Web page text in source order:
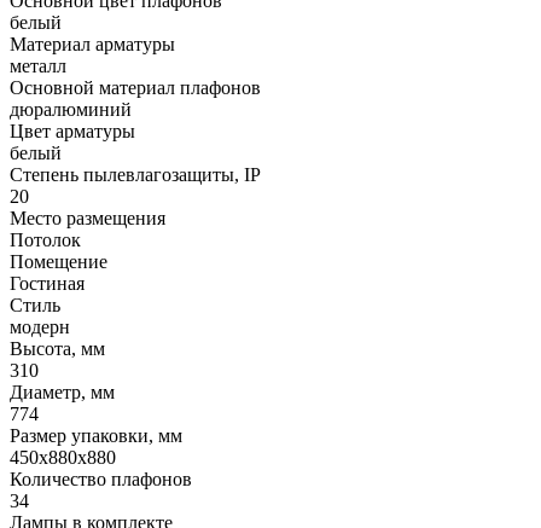
белый
Материал арматуры
металл
Основной материал плафонов
дюралюминий
Цвет арматуры
белый
Степень пылевлагозащиты, IP
20
Место размещения
Потолок
Помещение
Гостиная
Стиль
модерн
Высота, мм
310
Диаметр, мм
774
Размер упаковки, мм
450x880x880
Количество плафонов
34
Лампы в комплекте